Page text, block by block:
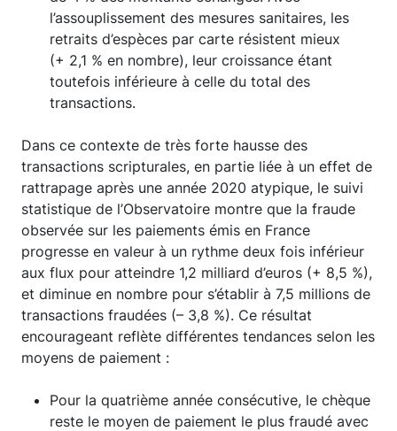
l’assouplissement des mesures sanitaires, les
retraits d’espèces par carte résistent mieux
(+ 2,1 % en nombre), leur croissance étant
toutefois inférieure à celle du total des
transactions.
Dans ce contexte de très forte hausse des
transactions scripturales, en partie liée à un effet de
rattrapage après une année 2020 atypique, le suivi
statistique de l’Observatoire montre que la fraude
observée sur les paiements émis en France
progresse en valeur à un rythme deux fois inférieur
aux flux pour atteindre 1,2 milliard d’euros (+ 8,5 %),
et diminue en nombre pour s’établir à 7,5 millions de
transactions fraudées (– 3,8 %). Ce résultat
encourageant reflète différentes tendances selon les
moyens de paiement :
Pour la quatrième année consécutive, le chèque
reste le moyen de paiement le plus fraudé avec